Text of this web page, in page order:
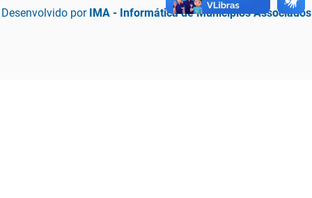
Desenvolvido por IMA - Informática de Municípios Associados